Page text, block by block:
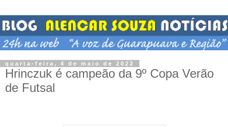
quarta-feira, 4 de maio de 2022
Hrinczuk é campeão da 9º Copa Verão
de Futsal